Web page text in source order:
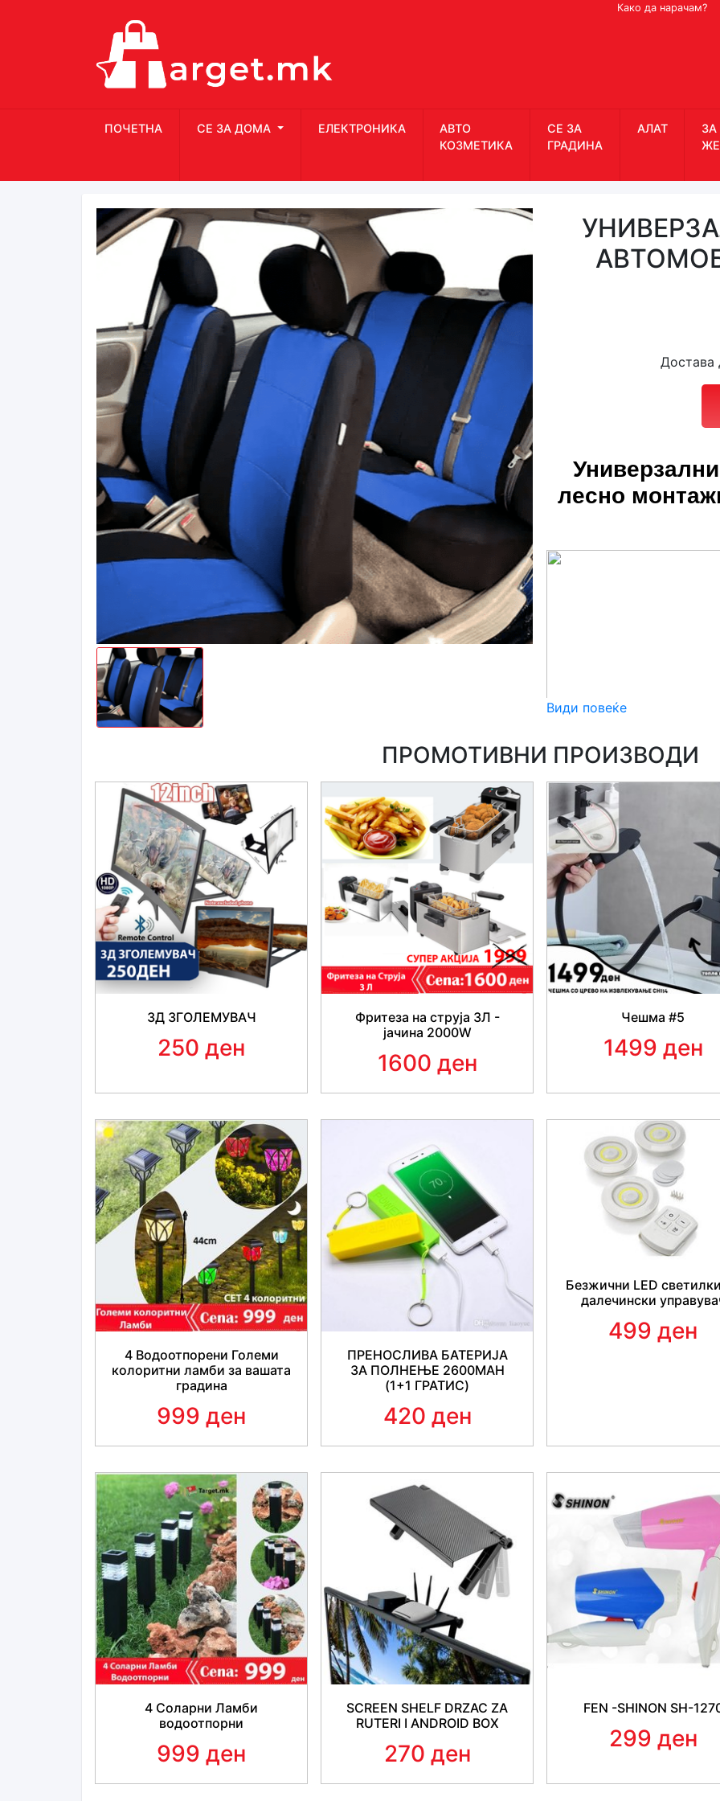
Како да нарачам?
ПОЧЕТНА СЕ ЗА ДОМА ЕЛЕКТРОНИКА
АВТО
КОЗМЕТИКА
СЕ ЗА
ГРАДИНА
АЛАТ
ЗА
Достава
лесно
Предности
Лесно монтажни
–
Квалитетен материјал
полиестерски
Прилагодливи–
возила. Одговараат на
Нашите нови навлаки
куки.Навлаките се
и се
степени
и не се
патнички возила.
Види повеќе
ПРОМОТИВНИ ПРОИЗВОДИ
3Д ЗГОЛЕМУВАЧ
250 ден
Фритеза на струја 3Л -
јачина 2000W
1600 ден
Чешма #5
1499 ден
4 Водоотпорени Големи
колоритни ламби за вашата
градина
999 ден
ПРЕНОСЛИВА БАТЕРИЈА
ЗА ПОЛНЕЊЕ 2600MAH
(1+1 ГРАТИС)
420 ден
Безжични LED
далечински
499 ден
4 Соларни Ламби
водоотпорни
999 ден
SCREEN SHELF DRZAC ZA
RUTERI I ANDROID BOX
270 ден
FEN -SHINON SH-
299 ден